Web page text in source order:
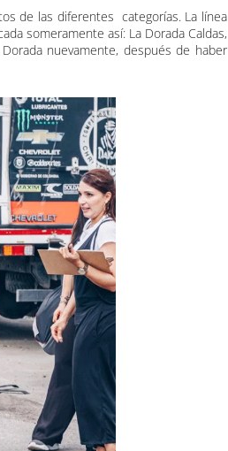
de las diferentes categorías. La línea
someramente así: La Dorada Caldas,
nuevamente, después de haber